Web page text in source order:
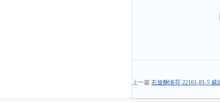
上一篇右旋酮洛芬 22161-81-5